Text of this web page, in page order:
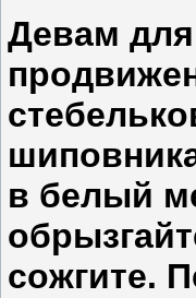
Девам
в белый
сожгите.